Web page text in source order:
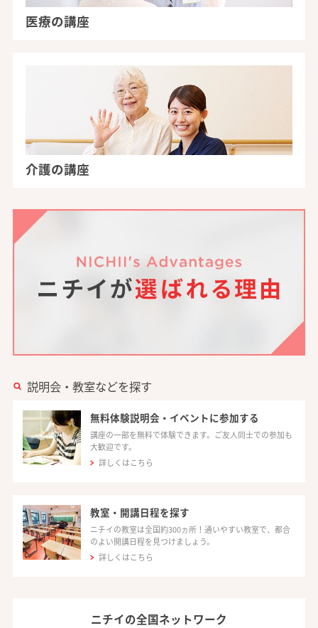
医療の講座
介護の講座
説明会・教室などを探す
無料体験説明会・イベントに参加する
講座の一部を無料で体験できます。ご友人同士での参加も
大歓迎です。
詳しくはこちら
教室・開講日程を探す
ニチイの教室は全国約300ヵ所！通いやすい教室で、都合
のよい開講日程を見つけましょう。
詳しくはこちら
ニチイの全国ネットワーク